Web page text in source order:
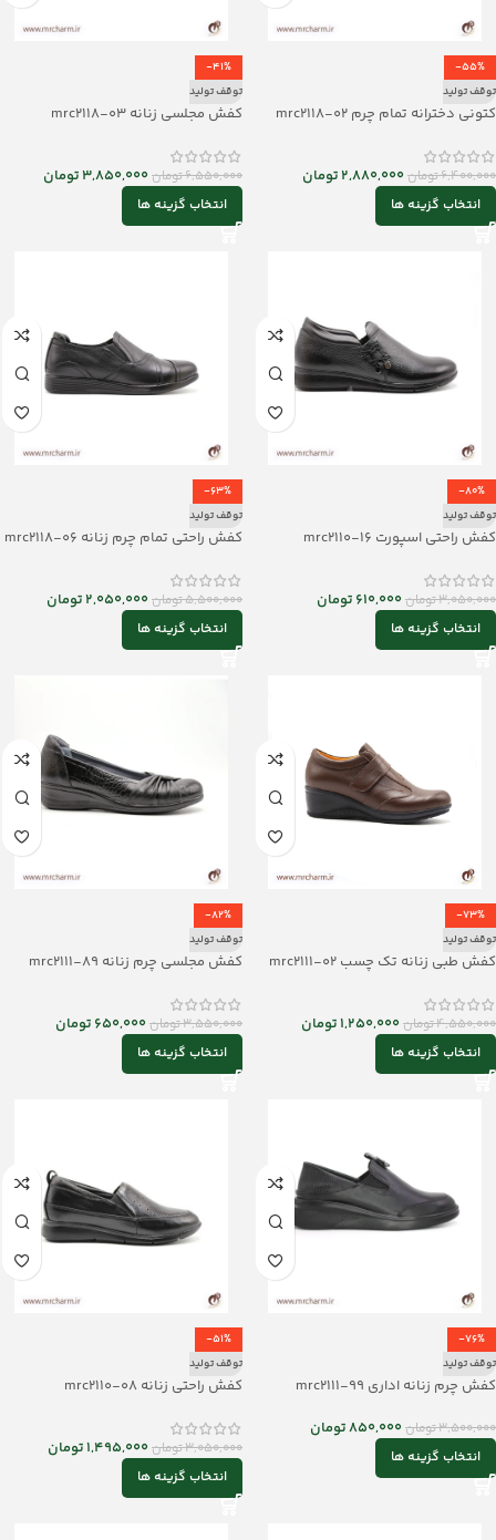
-55%
توقف تولید
کتونی دخترانه تمام چرم mrc2118-02
6,400,000تومان2,880,000تومان
انتخاب گزینه ها
-41%
توقف تولید
کفش مجلسی زنانه mrc2118-03
6,550,000تومان3,850,000تومان
انتخاب گزینه ها
-80%
توقف تولید
کفش راحتی اسپورت mrc2110-16
3,050,000تومان610,000 تومان
انتخاب گزینه ها
-63%
توقف تولید
کفش راحتی تمام چرم زنانه mrc2118-06
5,500,000تومان2,050,000تومان
انتخاب گزینه ها
-73%
توقف تولید
کفش طبی زنانه تک چسب mrc2111-02
4,550,000تومان1,250,000تومان
انتخاب گزینه ها
-82%
توقف تولید
کفش مجلسی چرم زنانه mrc2111-89
3,550,000تومان650,000 تومان
انتخاب گزینه ها
-76%
توقف تولید
کفش چرم زنانه اداری mrc2111-99
3,500,000تومان850,000تومان
انتخاب گزینه ها
-51%
توقف تولید
کفش راحتی زنانه mrc2110-08
3,050,000تومان1,495,000تومان
انتخاب گزینه ها